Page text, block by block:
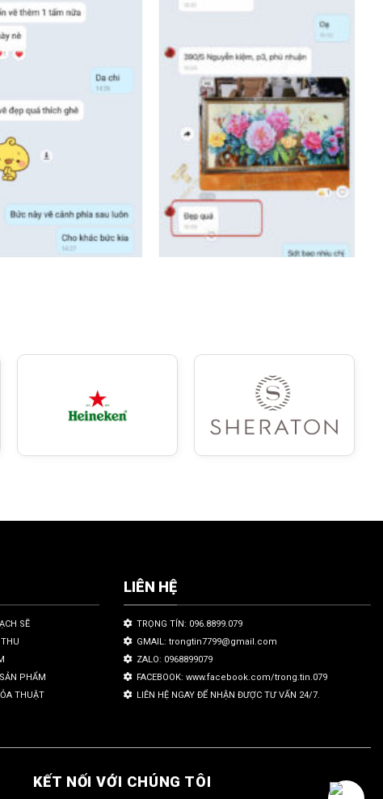
SẼ
PHẨM
THUẬT
LIÊN HỆ
TRỌNG TÍN: 096.8899.079
GMAIL: trongtin7799@gmail.com
ZALO: 0968899079
FACEBOOK: www.facebook.com/trong.tin.079
LIÊN HỆ NGAY ĐỂ NHẬN ĐƯỢC TƯ VẤN 24/7.
KẾT NỐI VỚI CHÚNG TÔI